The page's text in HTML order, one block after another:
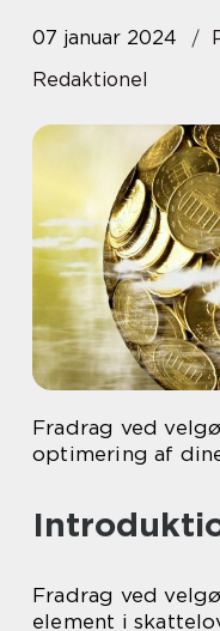
07 januar 2024
Redaktionel
Fradrag ved
optimering af
Fradrag ved
element i